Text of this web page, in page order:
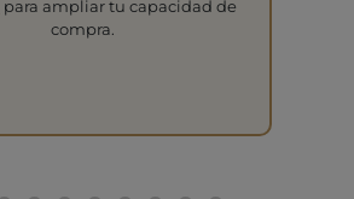
para ampliar tu capacidad de
compra.